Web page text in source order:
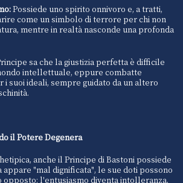
Possiede uno spirito onnivoro e, a tratti,
come un simbolo di terrore per chi non
mentre in realtà nasconde una profonda
sa che la giustizia perfetta è difficile
intellettuale, eppure combatte
suoi ideali, sempre guidato da un altero
il Potere Degenera
anche il Principe di Bastoni possiede
appare "mal dignificata", le sue doti possono
l'entusiasmo diventa intolleranza,